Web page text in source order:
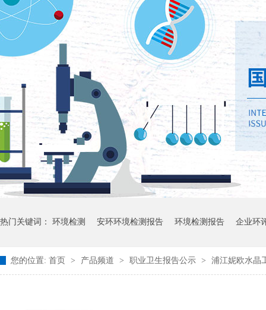
热门关键词： 环境检测 安环环境检测报告 环境检测报告 企业环
您的位置: 首页 > 产品频道 > 职业卫生报告公示 > 浦江妮欧水晶